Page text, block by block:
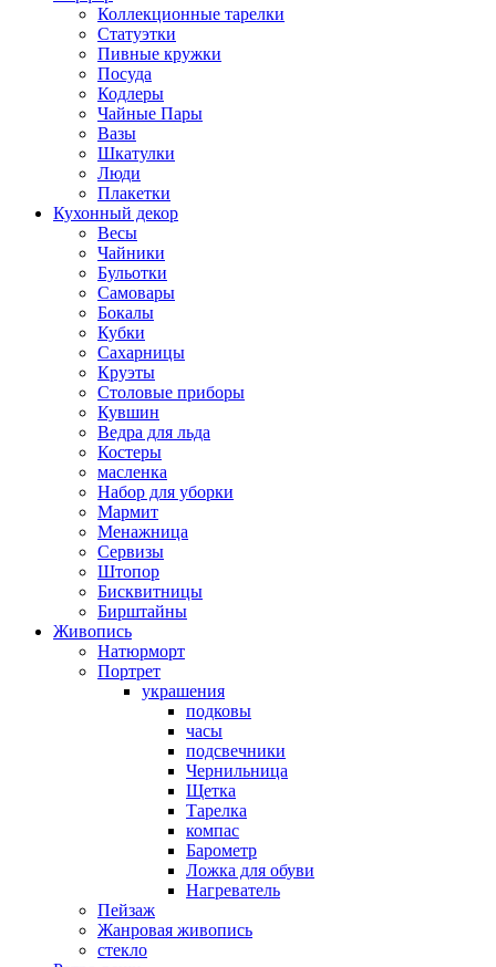
Коллекционные тарелки
Статуэтки
Пивные кружки
Посуда
Кодлеры
Чайные Пары
Вазы
Шкатулки
Люди
Плакетки
Кухонный декор
Весы
Чайники
Бульотки
Самовары
Бокалы
Кубки
Сахарницы
Круэты
Столовые приборы
Кувшин
Ведра для льда
Костеры
масленка
Набор для уборки
Мармит
Менажница
Сервизы
Штопор
Бисквитницы
Бирштайны
Живопись
Натюрморт
Портрет
украшения
подковы
часы
подсвечники
Чернильница
Щетка
Тарелка
компас
Барометр
Ложка для обуви
Нагреватель
Пейзаж
Жанровая живопись
стекло